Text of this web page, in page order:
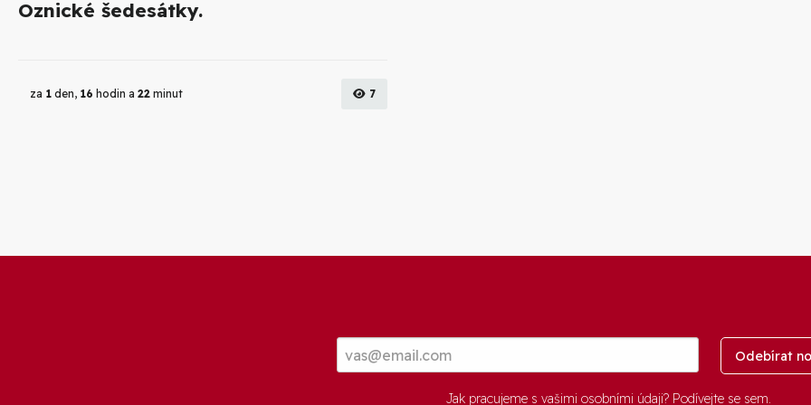
Oznické šedesátky.
za 1 den, 16 hodin a 22 minut 7
Odebírat
Jak pracujeme s vašimi osobními údaji? Podívejte se sem.